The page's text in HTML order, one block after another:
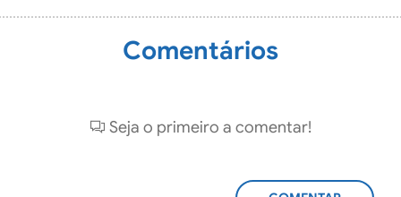
Comentários
Seja o primeiro a comentar!